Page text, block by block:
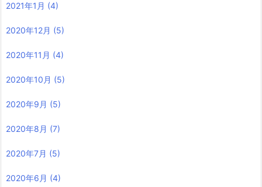
2021年1月 (4)
2020年12月 (5)
2020年11月 (4)
2020年10月 (5)
2020年9月 (5)
2020年8月 (7)
2020年7月 (5)
2020年6月 (4)